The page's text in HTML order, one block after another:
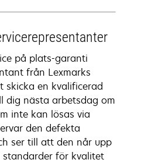
på plats-garanti
från Lexmarks
skicka en kvalificerad
dig nästa arbetsdag om
inte kan lösas via
den defekta
ser till att den når upp
för kvalitet